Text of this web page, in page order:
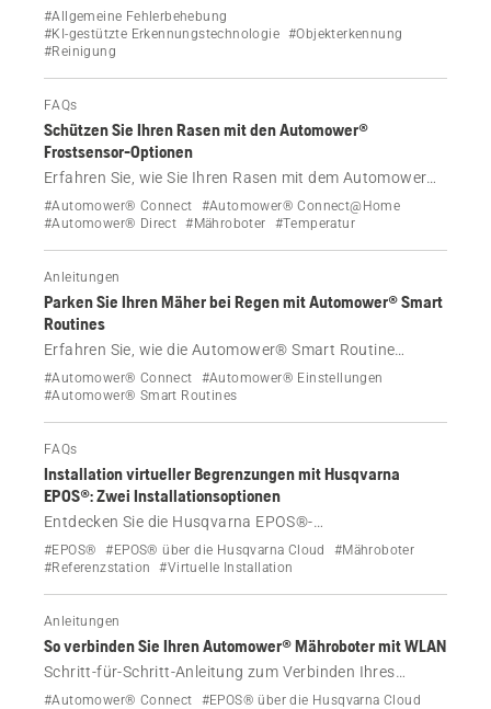
gestützter Erkennungstechnologie keine Objekte oder
zeigt er einen Kamerafehler an? Beheben Sie Fehler bei
Meldungen wie „Kameraobjektiv blockiert“,
„Kameraobjektiv nass“, „keine Objekterkennung“ und
mehr.
#Allgemeine Fehlerbehebung
#KI-gestützte Erkennungstechnologie #Objekterkennung
#Reinigung
FAQs
Schützen Sie Ihren Rasen mit den Automower®
Frostsensor-Optionen
Erfahren Sie, wie Sie Ihren Rasen mit dem Automower®
Frostsensor vor Frost schützen. Erfahren Sie mehr über
Smart Routine- und sensorbasierte Optionen,
#Automower® Connect
#Automower® Connect@Home
#Automower® Direct #Mähroboter #Temperatur
Anleitungen
Parken Sie Ihren Mäher bei Regen mit Automower® Smart
Routines
Erfahren Sie, wie die Automower® Smart Routine
„Regenschutz“ Ihren Rasen schützt, indem sie auf die
Wettervorhersage in Echtzeit reagiert. Erfahren Sie, wie
#Automower® Connect
#Automower® Einstellungen
#Automower® Smart Routines
FAQs
Installation virtueller Begrenzungen mit Husqvarna
EPOS®: Zwei Installationsoptionen
Entdecken Sie die Husqvarna EPOS®-
Technologieoptionen für die kabellose Installation mit
Automower® über die Husqvarna Cloud oder unter
#EPOS® #EPOS® über die Husqvarna Cloud
#Mähroboter
#Referenzstation
#Virtuelle Installation
Anleitungen
So verbinden Sie Ihren Automower® Mähroboter mit WLAN
Schritt-für-Schritt-Anleitung zum Verbinden Ihres
Automower® Mähroboters mit dem WLAN. Enthält
#Automower® Connect #EPOS® über die Husqvarna Cloud